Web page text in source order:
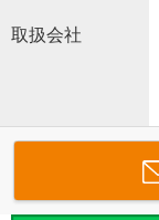
取扱会社